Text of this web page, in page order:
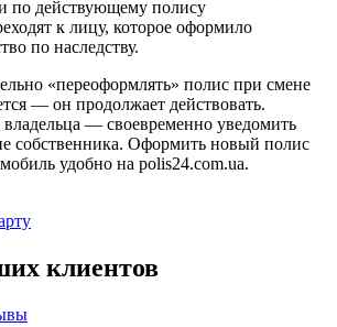
по действующему полису
к лицу, которое оформило
по наследству.
«переоформлять» полис при смене
— он продолжает действовать.
владельца — своевременно уведомить
собственника. Оформить новый полис
удобно на polis24.com.ua.
клиентов